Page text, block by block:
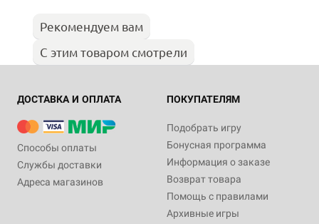
Рекомендуем вам
С этим товаром смотрели
ДОСТАВКА И ОПЛАТА
Способы оплаты
Службы доставки
Адреса магазинов
ПОКУПАТЕЛЯМ
Подобрать игру
Бонусная программа
Информация о заказе
Возврат товара
Помощь с правилами
Архивные игры